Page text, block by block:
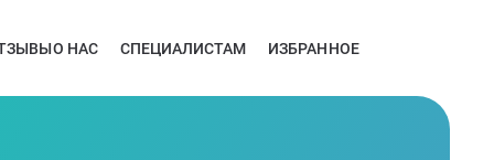
О НАС СПЕЦИАЛИСТАМ ИЗБРАННОЕ